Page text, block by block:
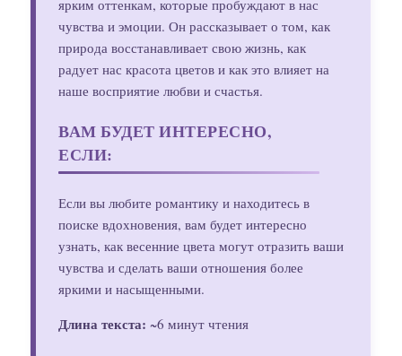
ярким оттенкам, которые пробуждают в нас
чувства и эмоции. Он рассказывает о том, как
природа восстанавливает свою жизнь, как
радует нас красота цветов и как это влияет на
наше восприятие любви и счастья.
ВАМ БУДЕТ ИНТЕРЕСНО,
ЕСЛИ:
Если вы любите романтику и находитесь в
поиске вдохновения, вам будет интересно
узнать, как весенние цвета могут отразить ваши
чувства и сделать ваши отношения более
яркими и насыщенными.
Длина текста: ~6 минут чтения